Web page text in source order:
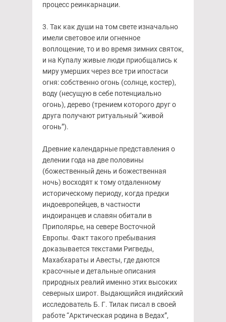
процесс реинкарнации.
3. Так как души на том свете изначально
имели световое или огненное
воплощение, то и во время зимних святок,
и на Купалу живые люди приобщались к
миру умерших через все три ипостаси
огня: собственно огонь (солнце, костер),
воду (несущую в себе потенциально
огонь), дерево (трением которого друг о
друга получают ритуальный “живой
огонь”).
Древние календарные представления о
делении года на две половины
(божественный день и божественная
ночь) восходят к тому отдаленному
историческому периоду, когда предки
индоевропейцев, в частности
индоиранцев и славян обитали в
Приполярье, на севере Восточной
Европы. Факт такого пребывания
доказывается текстами Ригведы,
Махабхараты и Авесты, где даются
красочные и детальные описания
природных реалий именно этих высоких
северных широт. Выдающийся индийский
исследователь Б. Г. Тилак писал в своей
работе “Арктическая родина в Ведах”,